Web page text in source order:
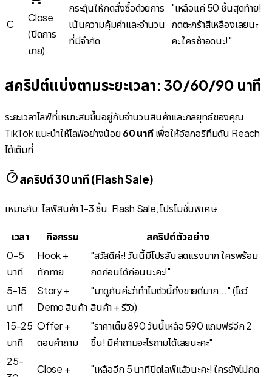
C
Close
(ปิดการ
ขาย)
กระตุ้นให้กดสั่งซื้อด้วยการ
เน้นความคุ้มค่าและจำนวน
ที่มีจำกัด
"เหลือแค่ 50 ชิ้นสุดท้าย!
กดตะกร้าสีเหลืองเลยนะ
คะ ใครช้าอดนะ!"
สคริปต์แบ่งตามระยะเวลา: 30/60/90 นาที
ระยะเวลาไลฟ์ที่เหมาะสมขึ้นอยู่กับจำนวนสินค้าและกลยุทธ์ของคุณ
TikTok แนะนำให้ไลฟ์อย่างน้อย60 นาที เพื่อให้อัลกอริทึมดัน Reach
ได้เต็มที่
สคริปต์ 30 นาที (Flash Sale)
เหมาะกับ: ไลฟ์สินค้า 1-3 ชิ้น, Flash Sale, โปรโมชั่นพิเศษ
เวลา กิจกรรม
สคริปต์ตัวอย่าง
0-5
นาที
Hook +
ทักทาย
"สวัสดีค่ะ! วันนี้มีโปรลับ ลดแรงมาก ใครพร้อม
กดก่อนได้ก่อนนะคะ!"
5-15
นาที
Story +
Demo สินค้า
"มาดูกันค่ะว่าทำไมตัวนี้ถึงขายดีมาก..." (โชว์
สินค้า + รีวิว)
15-25
นาที
Offer +
ตอบคำถาม
"ราคาเต็ม 890 วันนี้เหลือ 590 แถมฟรีอีก 2
ชิ้น! มีคำถามอะไรถามได้เลยนะคะ"
25-
Close + "เหลืออีก 5 นาทีปิดไลฟ์แล้วนะคะ! ใครยังไม่กด